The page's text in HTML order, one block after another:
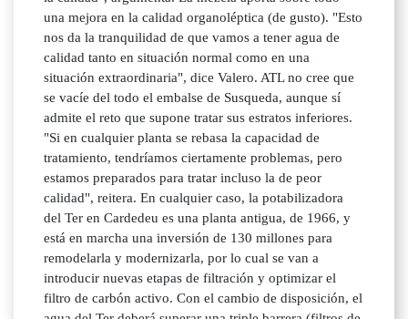
una mejora en la calidad organoléptica (de gusto). "Esto
nos da la tranquilidad de que vamos a tener agua de
calidad tanto en situación normal como en una
situación extraordinaria", dice Valero. ATL no cree que
se vacíe del todo el embalse de Susqueda, aunque sí
admite el reto que supone tratar sus estratos inferiores.
"Si en cualquier planta se rebasa la capacidad de
tratamiento, tendríamos ciertamente problemas, pero
estamos preparados para tratar incluso la de peor
calidad", reitera. En cualquier caso, la potabilizadora
del Ter en Cardedeu es una planta antigua, de 1966, y
está en marcha una inversión de 130 millones para
remodelarla y modernizarla, por lo cual se van a
introducir nuevas etapas de filtración y optimizar el
filtro de carbón activo. Con el cambio de disposición, el